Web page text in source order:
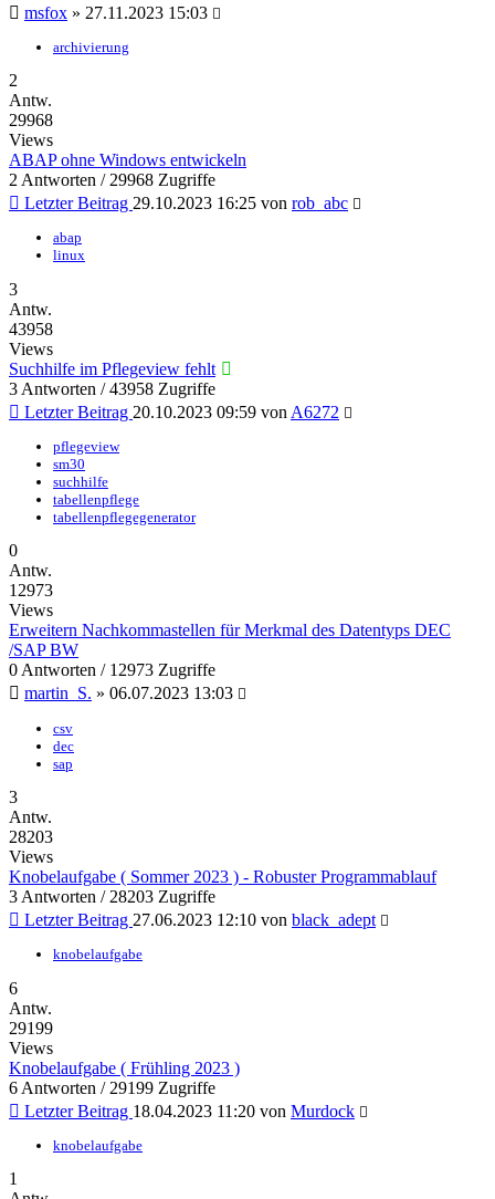
msfox » 27.11.2023 15:03
archivierung
2
Antw.
29968
Views
ABAP ohne Windows entwickeln
2 Antworten / 29968 Zugriffe
Letzter Beitrag 29.10.2023 16:25 von rob_abc
abap
linux
3
Antw.
43958
Views
Suchhilfe im Pflegeview fehlt
3 Antworten / 43958 Zugriffe
Letzter Beitrag 20.10.2023 09:59 von A6272
pflegeview
sm30
suchhilfe
tabellenpflege
tabellenpflegegenerator
0
Antw.
12973
Views
Erweitern Nachkommastellen für Merkmal des Datentyps DEC
/SAP BW
0 Antworten / 12973 Zugriffe
martin_S. » 06.07.2023 13:03
csv
dec
sap
3
Antw.
28203
Views
Knobelaufgabe ( Sommer 2023 ) - Robuster Programmablauf
3 Antworten / 28203 Zugriffe
Letzter Beitrag 27.06.2023 12:10 von black_adept
knobelaufgabe
6
Antw.
29199
Views
Knobelaufgabe ( Frühling 2023 )
6 Antworten / 29199 Zugriffe
Letzter Beitrag 18.04.2023 11:20 von Murdock
knobelaufgabe
1